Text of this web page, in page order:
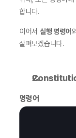
합니다.
이어서 실행 명령어
살펴보겠습니다.
명령어